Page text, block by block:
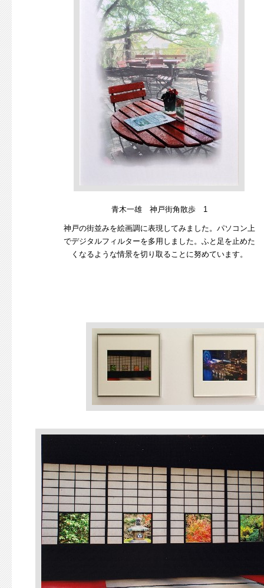
青木一雄 神戸街角散歩 1
神戸の街並みを絵画調に表現してみました。パソコン上
でデジタルフィルターを多用しました。ふと足を止めた
くなるような情景を切り取ることに努めています。